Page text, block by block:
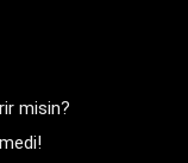
misin?